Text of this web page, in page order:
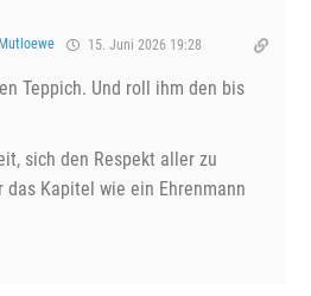
Mutloewe 15. Juni 2026 19:28
Teppich. Und roll ihm den bis
sich den Respekt aller zu
das Kapitel wie ein Ehrenmann